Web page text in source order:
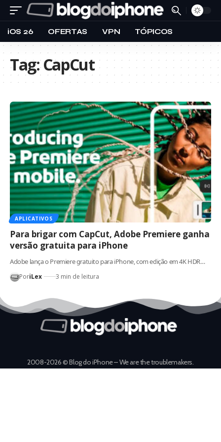
iOS 26 OFERTAS VPN TÓPICOS
Tag:CapCut
APLICATIVOS
Para brigar com CapCut, Adobe Premiere ganha
versão gratuita para iPhone
Adobe lança o Premiere gratuito para iPhone, com edição em 4K HDR…
PoriLex 3 min de leitura
2008-2026 © Blog do iPhone – We are the troublemakers.